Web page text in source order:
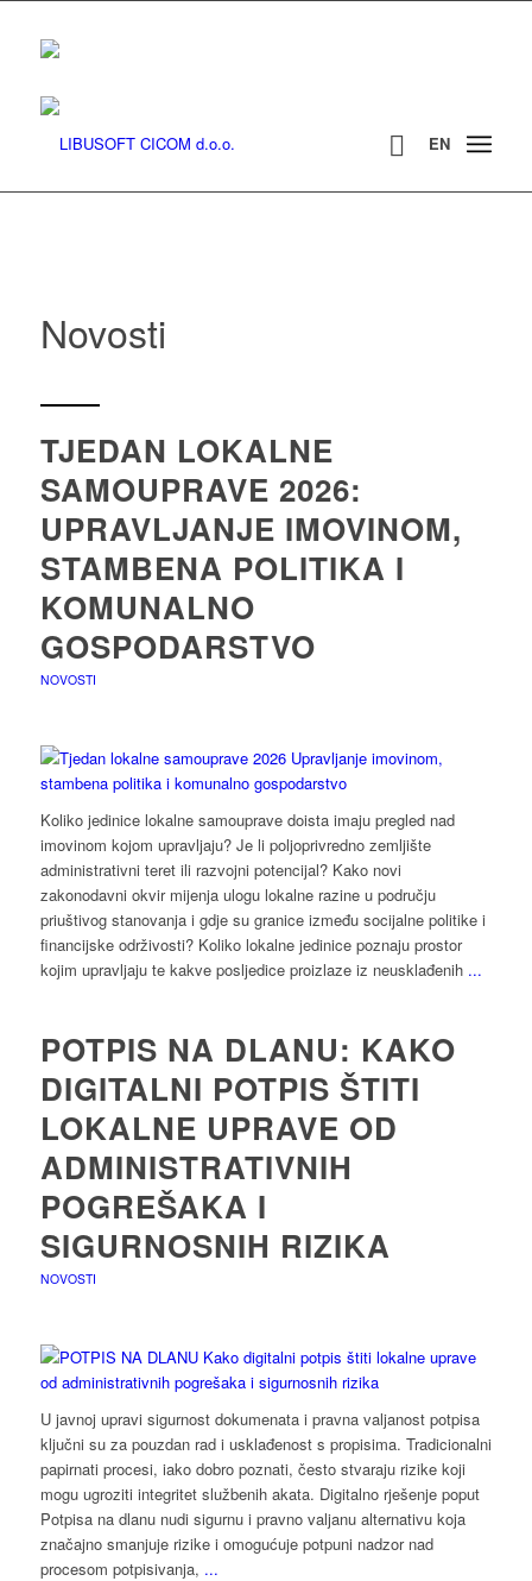
EN
Novosti
TJEDAN LOKALNE
SAMOUPRAVE 2026:
UPRAVLJANJE IMOVINOM,
STAMBENA POLITIKA I
KOMUNALNO
GOSPODARSTVO
NOVOSTI
Koliko jedinice lokalne samouprave doista imaju pregled nad
imovinom kojom upravljaju? Je li poljoprivredno zemljište
administrativni teret ili razvojni potencijal? Kako novi
zakonodavni okvir mijenja ulogu lokalne razine u području
priuštivog stanovanja i gdje su granice između socijalne politike i
financijske održivosti? Koliko lokalne jedinice poznaju prostor
kojim upravljaju te kakve posljedice proizlaze iz neusklađenih ...
POTPIS NA DLANU: KAKO
DIGITALNI POTPIS ŠTITI
LOKALNE UPRAVE OD
ADMINISTRATIVNIH
POGREŠAKA I
SIGURNOSNIH RIZIKA
NOVOSTI
U javnoj upravi sigurnost dokumenata i pravna valjanost potpisa
ključni su za pouzdan rad i usklađenost s propisima. Tradicionalni
papirnati procesi, iako dobro poznati, često stvaraju rizike koji
mogu ugroziti integritet službenih akata. Digitalno rješenje poput
Potpisa na dlanu nudi sigurnu i pravno valjanu alternativu koja
značajno smanjuje rizike i omogućuje potpuni nadzor nad
procesom potpisivanja, ...